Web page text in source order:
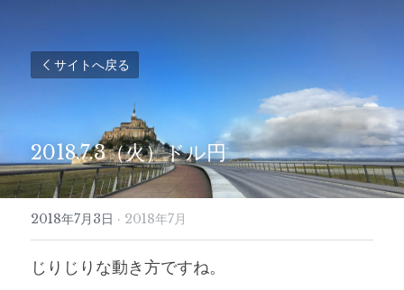
サイトへ戻る
2018.7.3（火）ドル円
2018年7月3日 · 2018年7月
じりじりな動き方ですね。